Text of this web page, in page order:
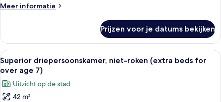
Corner
Meer informatie
Meer
niet-
roken,
uitzicht
op
(Family
Corner
Prijzen voor je datums bekijken
Alle
foto's
voor
Superior
Een hotelkamer met twee bedden,
4
Superior driepersoonskamer, niet-roken (extra beds for
over age 7)
Uitzicht op de stad
42 m²